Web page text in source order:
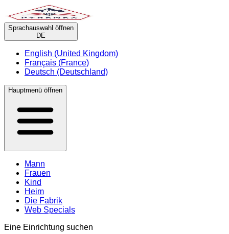
Sprachauswahl öffnen
DE
English (United Kingdom)
Français (France)
Deutsch (Deutschland)
Hauptmenü öffnen
Mann
Frauen
Kind
Heim
Die Fabrik
Web Specials
Eine Einrichtung suchen